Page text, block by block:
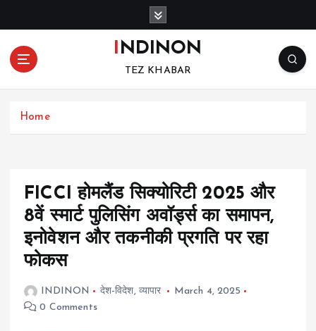
o
INDINON
TEZ KHABAR
Home
FICCI होमलैंड सिक्योरिटी 2025 और
8वें स्मार्ट पुलिसिंग अवॉर्ड्स का समापन,
इनोवेशन और तकनीकी प्रगति पर रहा
फोकस
INDINON देश-विदेश, व्यापार
March 4, 2025
0 Comments